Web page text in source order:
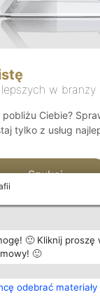
🙂 Kliknij proszę
🙂
odebrać materiały
w branży
Ciebie?
tylko z usług
Szukaj
Plebiscyt
Laureaci